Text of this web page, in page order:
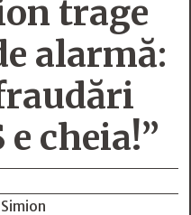
trage
alarmă:
e cheia!”